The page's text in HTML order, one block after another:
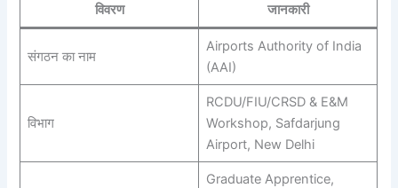
विवरण जानकारी
संगठन का नाम
Airports Authority of India
(AAI)
विभाग
RCDU/FIU/CRSD & E&M
Workshop, Safdarjung
Airport, New Delhi
Graduate Apprentice,